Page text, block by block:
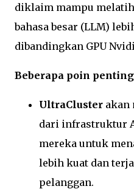
diklaim mampu
bahasa besar (LLM)
dibandingkan GPU
Beberapa poin
UltraCluster akan
dari infrastruktur
mereka untuk
lebih kuat dan
pelanggan.